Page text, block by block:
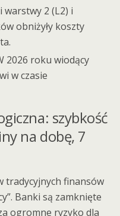
warstwy 2 (L2) i
obniżyły koszty
2026 roku wiodący
w czasie
szybkość
na dobę, 7
tradycyjnych finansów
Banki są zamknięte
ogromne ryzyko dla